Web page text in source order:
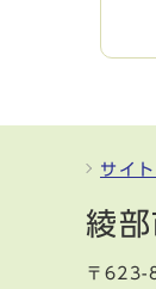
サイ
綾
〒623-